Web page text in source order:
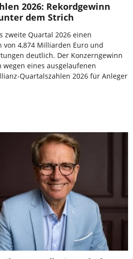
2026: Rekordgewinn
dem Strich
zweite Quartal 2026 einen
von 4,874 Milliarden Euro und
deutlich. Der Konzerngewinn
eines ausgelaufenen
Quartalszahlen 2026 für Anleger